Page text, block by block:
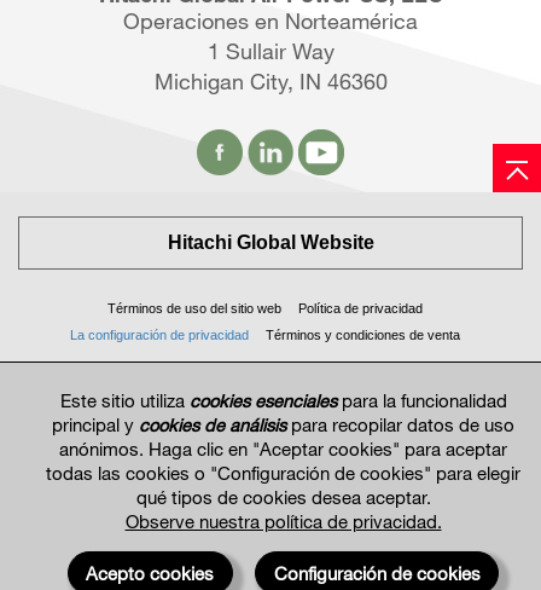
Operaciones en Norteamérica
1 Sullair Way
Michigan City, IN 46360
Este sitio utiliza cookies esencialespara la funcionalidad
principal y cookies de análisispara recopilar datos de uso
anónimos. Haga clic en "Aceptar cookies" para aceptar
todas las cookies o "Configuración de cookies" para elegir
qué tipos de cookies desea aceptar.
Observe nuestra política de privacidad.
Acepto cookies Configuración de cookies
Hitachi Global Website
Términos de uso del sitio web
Política de privacidad
La configuración de privacidad
Términos y condiciones de venta